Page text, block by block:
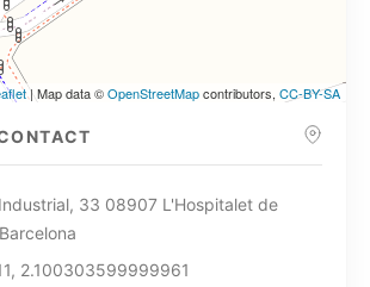
| Map data ©OpenStreetMapcontributors, CC-BY-SA
33 08907 L'Hospitalet de
2.100303599999961